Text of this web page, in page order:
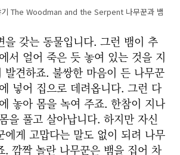
기 The Woodman and the Serpent 나무꾼과 뱀
을 갖는 동물입니다. 그런 뱀이 추
서 얼어 죽은 듯 놓여 있는 것을 지
발견하죠. 불쌍한 마음이 든 나무꾼
넣어 집으로 데려옵니다. 그런 다
놓아 몸을 녹여 주죠. 한참이 지나
을 풀고 살아납니다. 하지만 자신
에게 고맙다는 말도 없이 되려 나무
. 깜짝 놀란 나무꾼은 뱀을 집어 차